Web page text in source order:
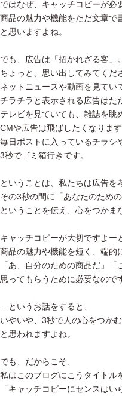
ではなぜ、キャッチコピーが必
商品の魅力や機能をただ文章で
と思いますよね。
でも、広告は「招かれざる客」。
ちょっと、思い出してみてくだ
ネットニュースや動画を見てい
チラチラと表示される広告はた
テレビを見ていても、雑誌を眺
CMや広告は飛ばしたくなります
毎日ポストに入っているチラシ
3秒でゴミ箱行きです。
ということは、私たちは広告を
その3秒の間に「あなたのための
ということを伝え、心をつかま
キャッチコピーが大切ですよー
商品の魅力や機能を短く、端的
「あ、自分のための商品だ」
思ってもらうために必要なので
…というお話をすると、
いやいや、3秒で人の心をつか
と思われますよね。
でも、だからこそ、
私はこのブログにこうタイトル
「キャッチコピーにセンスはい